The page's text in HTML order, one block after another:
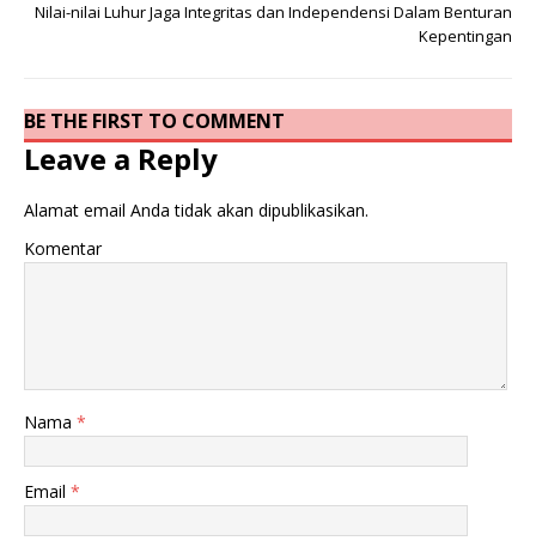
Nilai-nilai Luhur Jaga Integritas dan Independensi Dalam Benturan
Kepentingan
BE THE FIRST TO COMMENT
Leave a Reply
Alamat email Anda tidak akan dipublikasikan.
Komentar
Nama *
Email *